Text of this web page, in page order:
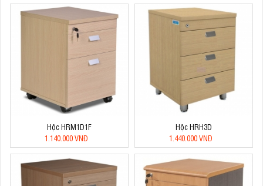
Hộc HRM1D1F
1.140.000 VNĐ
Hộc HRH3D
1.440.000 VNĐ